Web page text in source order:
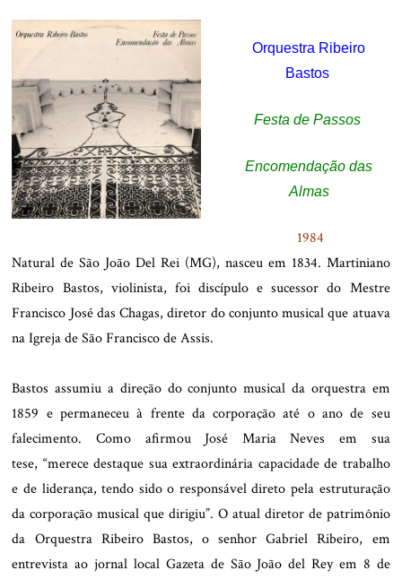
Orquestra Ribeiro
Bastos
Festa de Passos
Encomendação das
Almas
1984
Natural de São João Del Rei (MG), nasceu em 1834. Martiniano
Ribeiro Bastos, violinista, foi discípulo e sucessor do Mestre
Francisco José das Chagas, diretor do conjunto musical que atuava
na Igreja de São Francisco de Assis.
Bastos assumiu a direção do conjunto musical da orquestra em
1859 e permaneceu à frente da corporação até o ano de seu
falecimento. Como afirmou José Maria Neves em sua
tese, “merece destaque sua extraordinária capacidade de trabalho
e de liderança, tendo sido o responsável direto pela estruturação
da corporação musical que dirigiu”. O atual diretor de patrimônio
da Orquestra Ribeiro Bastos, o senhor Gabriel Ribeiro, em
entrevista ao jornal local Gazeta de São João del Rey em 8 de